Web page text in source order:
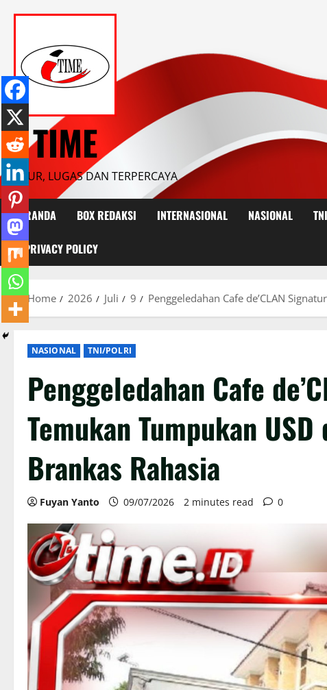
I TIME
JUJUR, LUGAS DAN TERPERCAYA
BERANDA BOX REDAKSI INTERNASIONAL NASIONAL
PRIVACY POLICY
Home 2026 Juli 9 Penggeledahan Cafe de’CLAN
NASIONAL TNI/POLRI
Penggeledahan Cafe
Temukan Tumpukan
Brankas Rahasia
Fuyan Yanto 09/07/2026 2 minutes read 0